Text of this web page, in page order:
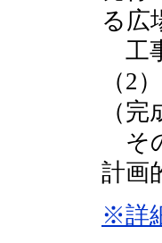
る広
工
（2
（
そ
計画
※詳